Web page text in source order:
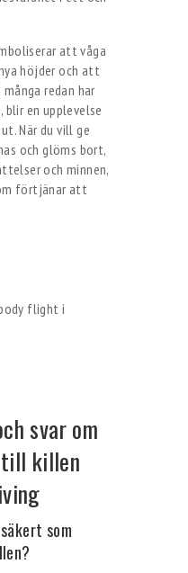
att våga
höjder och att
redan har
en upplevelse
När du vill ge
och glöms bort,
och minnen,
förtjänar att
svar om
killen
som